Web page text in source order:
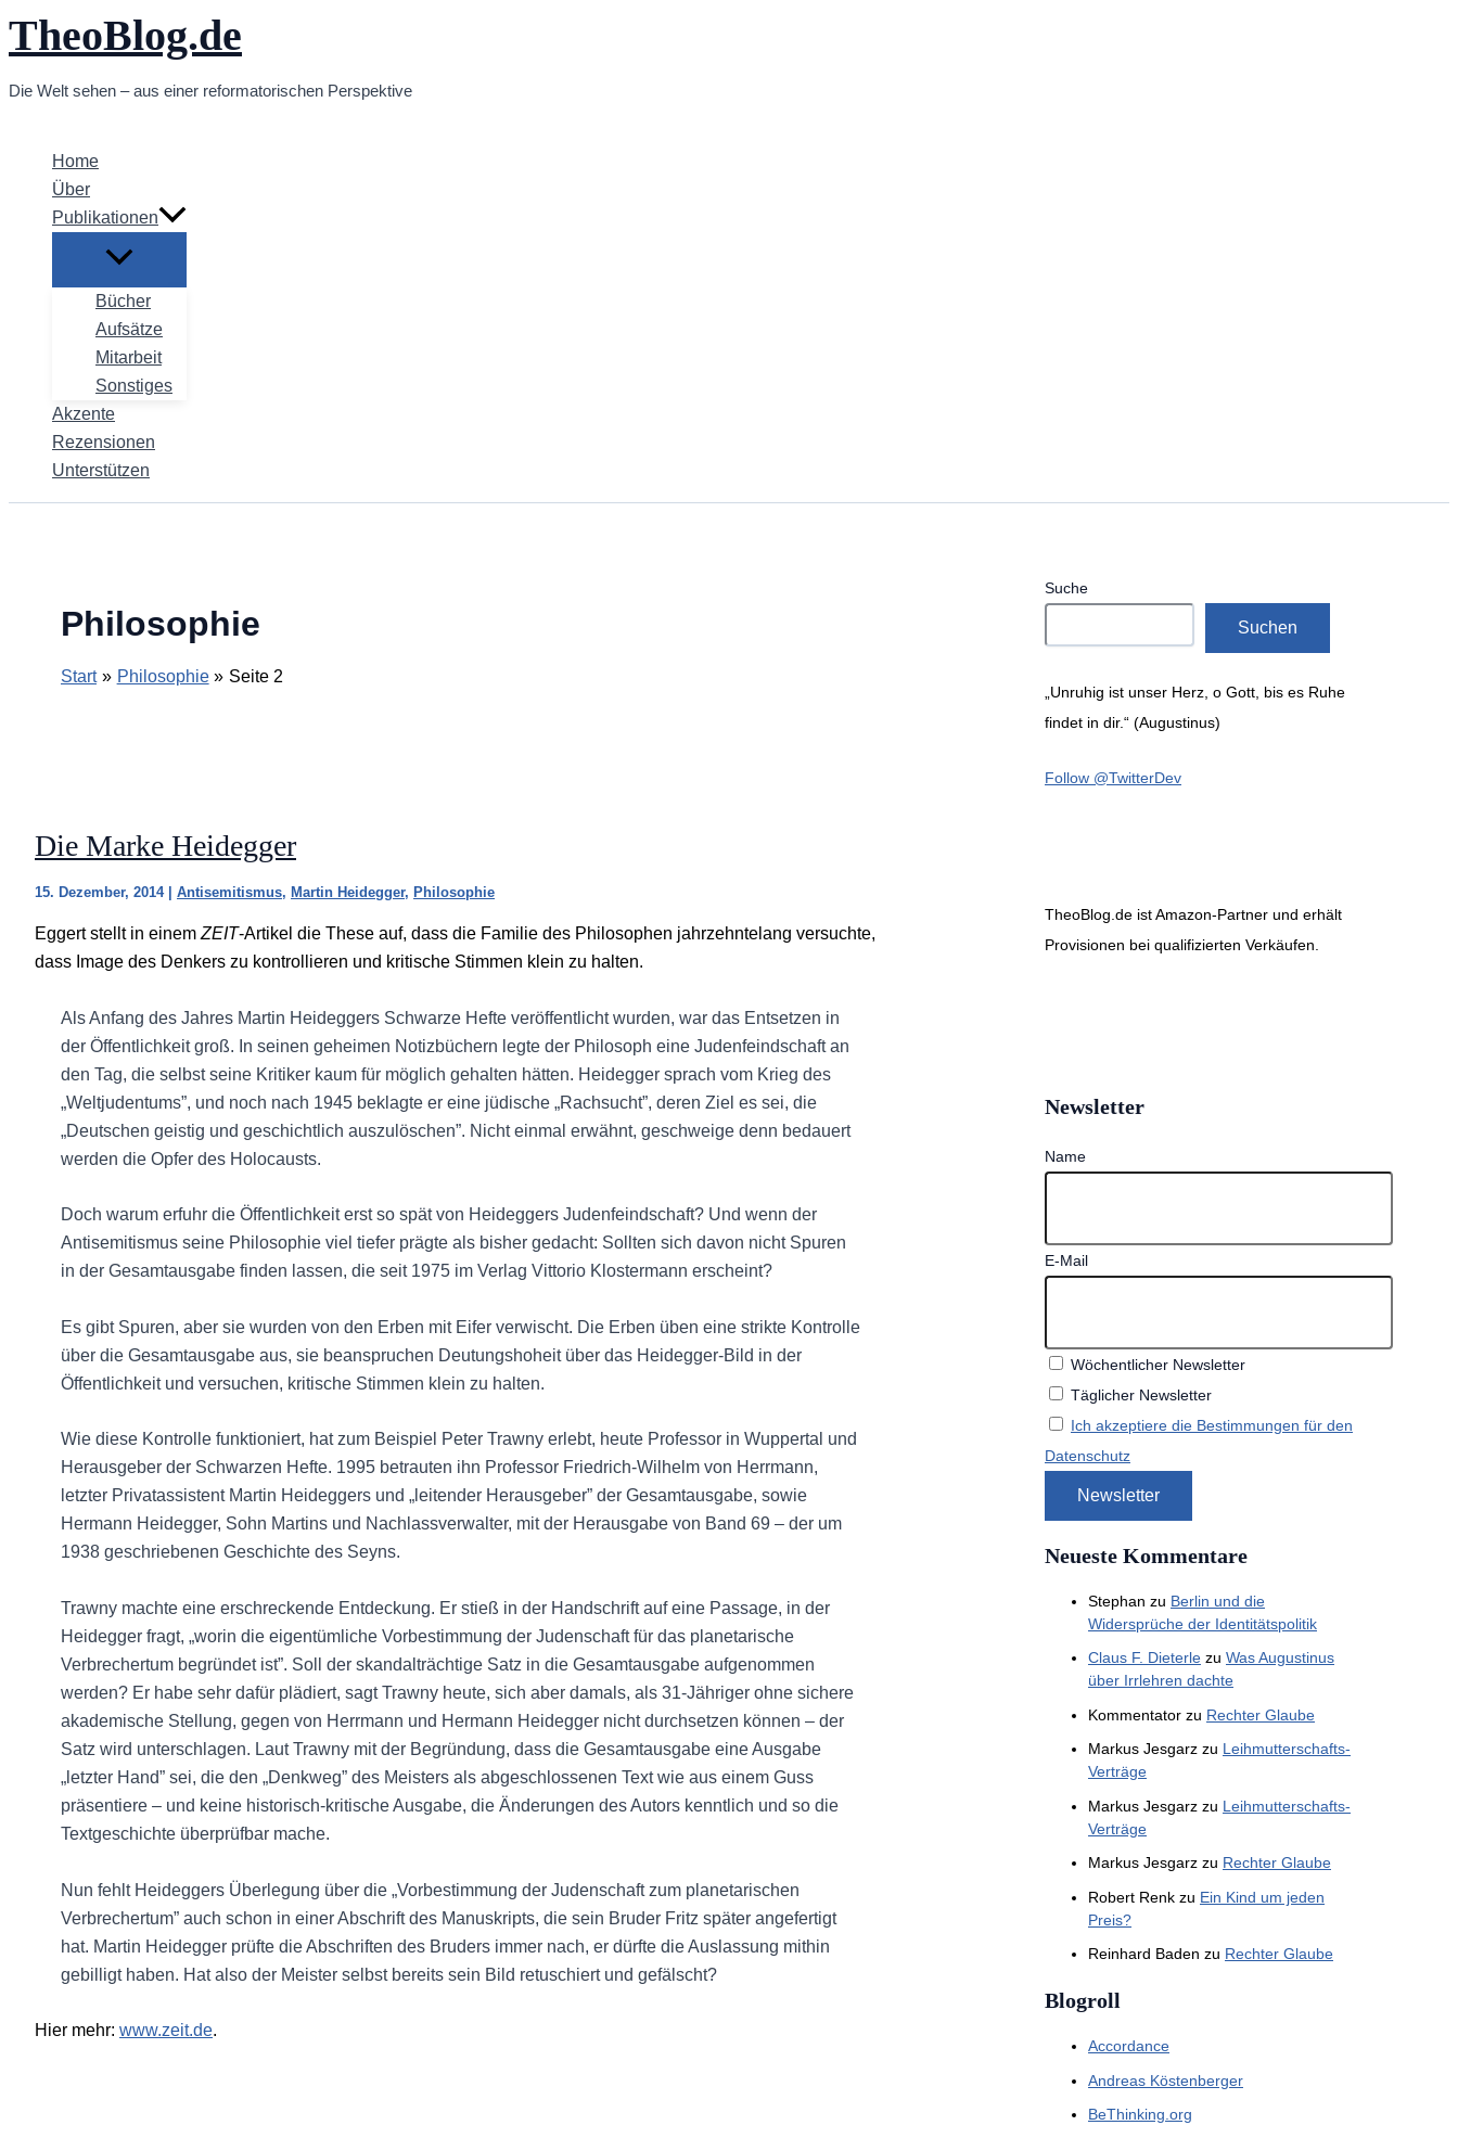
Zum
Inhalt
TheoBlog.de
Die Welt sehen – aus einer reformatorischen Perspektive
Home
Über
Publikationen
Bücher
Aufsätze
Mitarbeit
Sonstiges
Akzente
Rezensionen
Unterstützen
Philosophie
Start Philosophie Seite 2
Die Marke Heidegger
15. Dezember, 2014 Antisemitismus, Martin Heidegger, Philosophie
Eggert stellt in einem ZEIT-Artikel die These auf, dass die Familie des Philosophen jahrzehntelang versuchte,
dass Image des Denkers zu kontrollieren und kritische Stimmen klein zu halten.
Als Anfang des Jahres Martin Heideggers Schwarze Hefte veröffentlicht wurden, war das Entsetzen in
der Öffentlichkeit groß. In seinen geheimen Notizbüchern legte der Philosoph eine Judenfeindschaft an
den Tag, die selbst seine Kritiker kaum für möglich gehalten hätten. Heidegger sprach vom Krieg des
„Weltjudentums”, und noch nach 1945 beklagte er eine jüdische „Rachsucht”, deren Ziel es sei, die
„Deutschen geistig und geschichtlich auszulöschen”. Nicht einmal erwähnt, geschweige denn bedauert
werden die Opfer des Holocausts.
Doch warum erfuhr die Öffentlichkeit erst so spät von Heideggers Judenfeindschaft? Und wenn der
Antisemitismus seine Philosophie viel tiefer prägte als bisher gedacht: Sollten sich davon nicht Spuren
in der Gesamtausgabe finden lassen, die seit 1975 im Verlag Vittorio Klostermann erscheint?
Es gibt Spuren, aber sie wurden von den Erben mit Eifer verwischt. Die Erben üben eine strikte Kontrolle
über die Gesamtausgabe aus, sie beanspruchen Deutungshoheit über das Heidegger-Bild in der
Öffentlichkeit und versuchen, kritische Stimmen klein zu halten.
Wie diese Kontrolle funktioniert, hat zum Beispiel Peter Trawny erlebt, heute Professor in Wuppertal und
Herausgeber der Schwarzen Hefte. 1995 betrauten ihn Professor Friedrich-Wilhelm von Herrmann,
letzter Privatassistent Martin Heideggers und „leitender Herausgeber” der Gesamtausgabe, sowie
Hermann Heidegger, Sohn Martins und Nachlassverwalter, mit der Herausgabe von Band 69 – der um
1938 geschriebenen Geschichte des Seyns.
Trawny machte eine erschreckende Entdeckung. Er stieß in der Handschrift auf eine Passage, in der
Heidegger fragt, „worin die eigentümliche Vorbestimmung der Judenschaft für das planetarische
Verbrechertum begründet ist”. Soll der skandalträchtige Satz in die Gesamtausgabe aufgenommen
werden? Er habe sehr dafür plädiert, sagt Trawny heute, sich aber damals, als 31-Jähriger ohne sichere
akademische Stellung, gegen von Herrmann und Hermann Heidegger nicht durchsetzen können – der
Satz wird unterschlagen. Laut Trawny mit der Begründung, dass die Gesamtausgabe eine Ausgabe
„letzter Hand” sei, die den „Denkweg” des Meisters als abgeschlossenen Text wie aus einem Guss
präsentiere – und keine historisch-kritische Ausgabe, die Änderungen des Autors kenntlich und so die
Textgeschichte überprüfbar mache.
Nun fehlt Heideggers Überlegung über die „Vorbestimmung der Judenschaft zum planetarischen
Verbrechertum” auch schon in einer Abschrift des Manuskripts, die sein Bruder Fritz später angefertigt
hat. Martin Heidegger prüfte die Abschriften des Bruders immer nach, er dürfte die Auslassung mithin
gebilligt haben. Hat also der Meister selbst bereits sein Bild retuschiert und gefälscht?
Hier mehr: www.zeit.de.
Suche
Suchen
„Unruhig ist unser Herz, o Gott, bis es Ruhe
findet in dir.“ (Augustinus)
Follow @TwitterDev
TheoBlog.de ist Amazon-Partner und erhält
Provisionen bei qualifizierten Verkäufen.
Newsletter
Name
E-Mail
Wöchentlicher Newsletter
Täglicher Newsletter
Ich akzeptiere die Bestimmungen für den
Datenschutz
Neueste Kommentare
Stephan zu Berlin und die
Widersprüche der Identitätspolitik
Claus F. Dieterle zu Was Augustinus
über Irrlehren dachte
Kommentator zu Rechter Glaube
Markus Jesgarz zu Leihmutterschafts-
Verträge
Markus Jesgarz zu Leihmutterschafts-
Verträge
Markus Jesgarz zu Rechter Glaube
Robert Renk zu Ein Kind um jeden
Preis?
Reinhard Baden zu Rechter Glaube
Blogroll
Accordance
Andreas Köstenberger
BeThinking.org